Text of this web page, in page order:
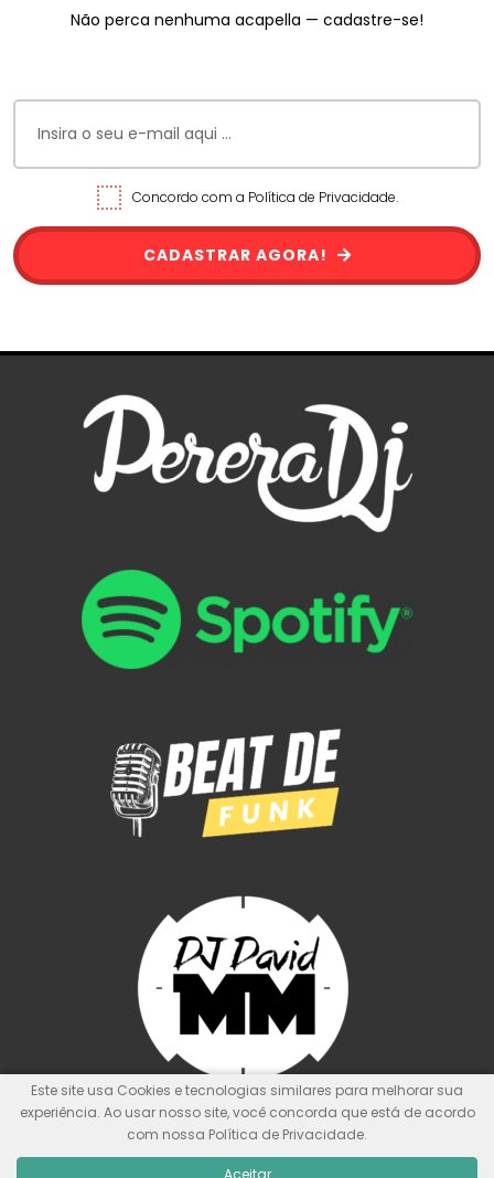
Não perca nenhuma acapella — cadastre-se!
Concordo com a Política de Privacidade.
CADASTRAR AGORA!
Este site usa Cookies e tecnologias similares para melhorar sua
experiência. Ao usar nosso site, você concorda que está de acordo
com nossa Política de Privacidade.
Aceitar